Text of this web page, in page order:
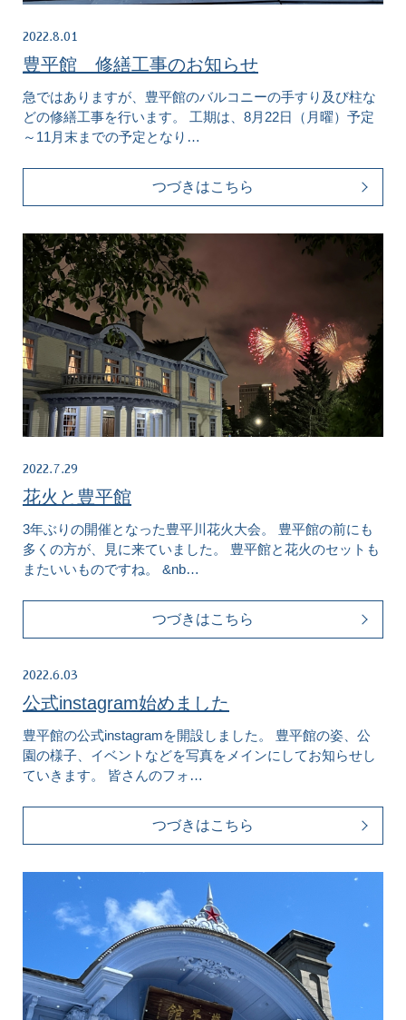
2022.8.01
豊平館 修繕工事のお知らせ
急ではありますが、豊平館のバルコニーの手すり及び柱な
どの修繕工事を行います。 工期は、8月22日（月曜）予定
～11月末までの予定となり…
つづきはこちら
2022.7.29
花火と豊平館
3年ぶりの開催となった豊平川花火大会。 豊平館の前にも
多くの方が、見に来ていました。 豊平館と花火のセットも
またいいものですね。 &nb…
つづきはこちら
2022.6.03
公式instagram始めました
豊平館の公式instagramを開設しました。 豊平館の姿、公
園の様子、イベントなどを写真をメインにしてお知らせし
ていきます。 皆さんのフォ…
つづきはこちら